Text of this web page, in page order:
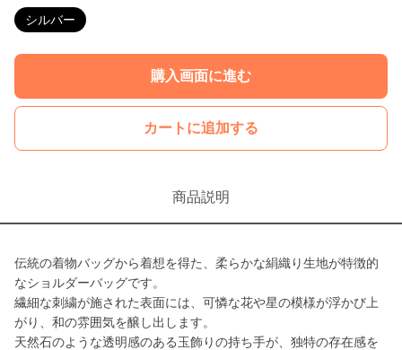
シルバー
購入画面に進む
カートに追加する
商品説明
伝統の着物バッグから着想を得た、柔らかな絹織り生地が特徴的
なショルダーバッグです。
繊細な刺繍が施された表面には、可憐な花や星の模様が浮かび上
がり、和の雰囲気を醸し出します。
天然石のような透明感のある玉飾りの持ち手が、独特の存在感を